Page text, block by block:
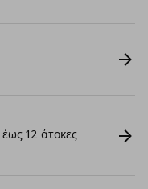
έως 12 άτοκες